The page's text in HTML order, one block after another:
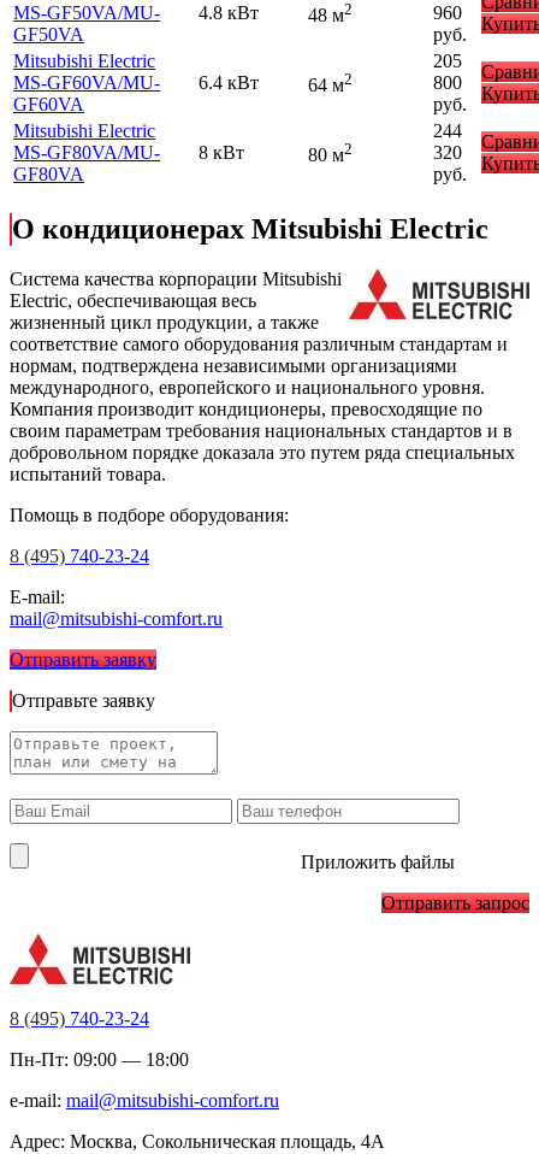
MS-GF50VA/MU-
GF50VA
4.8 кВт 48 м2
960
руб.
Mitsubishi Electric
MS-GF60VA/MU-
GF60VA
6.4 кВт 64 м2
205
800
руб.
Mitsubishi Electric
MS-GF80VA/MU-
GF80VA
8 кВт 80 м2
244
320
руб.
О кондиционерах Mitsubishi Electric
Cистема качества корпорации Mitsubishi
Electric, обеспечивающая весь
жизненный цикл продукции, а также
соответствие самого оборудования различным стандартам и
нормам, подтверждена независимыми организациями
международного, европейского и национального уровня.
Компания производит кондиционеры, превосходящие по
своим параметрам требования национальных стандартов и в
добровольном порядке доказала это путем ряда специальных
испытаний товара.
Помощь в подборе оборудования:
8 (495) 740-23-24
E-mail:
mail@mitsubishi-comfort.ru
Отправить заявку
Отправьте заявку
Приложить файлы
Отправить запрос
8 (495) 740-23-24
Пн-Пт: 09:00 — 18:00
e-mail: mail@mitsubishi-comfort.ru
Адрес: Москва, Сокольническая площадь, 4А